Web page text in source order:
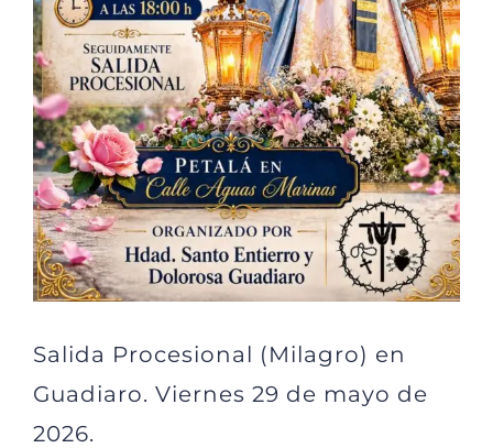
Salida Procesional (Milagro) en
Guadiaro. Viernes 29 de mayo de
2026.